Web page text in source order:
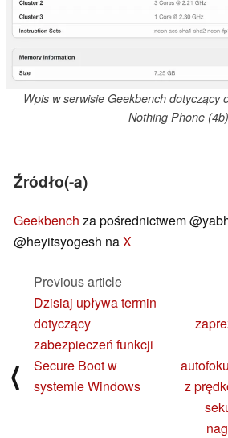
Wpis w serwisie Geekbench dotyczący
Nothing Phone
Źródło(-a)
Geekbench za pośrednictwem
@heyitsyogesh naX
⟨
Previous article
Dzisiaj upływa termin
dotyczący
zabezpieczeń funkcji
Secure Boot w
systemie Windows
z